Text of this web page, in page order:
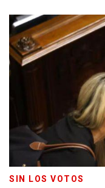
SIN LOS VOTOS